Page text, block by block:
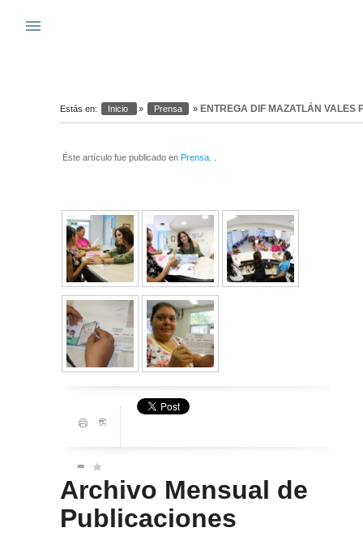
Warning
menu
Estás en: Inicio » Prensa » ENTREGA DIF MAZATLÁN VALES
Éste artículo fue publicado en Prensa. .
Archivo Mensual de
Publicaciones